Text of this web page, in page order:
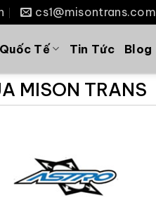
cs1@misontrans.com
Tế Tin Tức Blog
MISON TRANS